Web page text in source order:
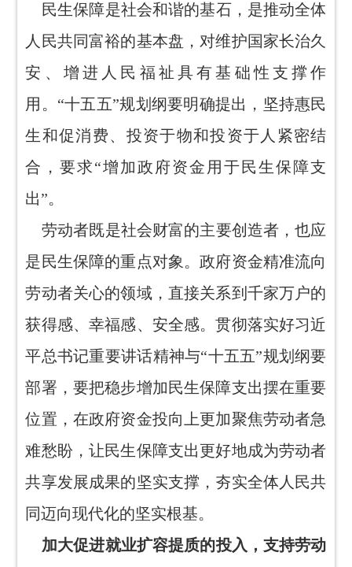
民生保障是社会和谐的基石，是推动全体
人民共同富裕的基本盘，对维护国家长治久
安、增进人民福祉具有基础性支撑作
用。“十五五”规划纲要明确提出，坚持惠民
生和促消费、投资于物和投资于人紧密结
合，要求“增加政府资金用于民生保障支
出”。
劳动者既是社会财富的主要创造者，也应
是民生保障的重点对象。政府资金精准流向
劳动者关心的领域，直接关系到千家万户的
获得感、幸福感、安全感。贯彻落实好习近
平总书记重要讲话精神与“十五五”规划纲要
部署，要把稳步增加民生保障支出摆在重要
位置，在政府资金投向上更加聚焦劳动者急
难愁盼，让民生保障支出更好地成为劳动者
共享发展成果的坚实支撑，夯实全体人民共
同迈向现代化的坚实根基。
加大促进就业扩容提质的投入，支持劳动